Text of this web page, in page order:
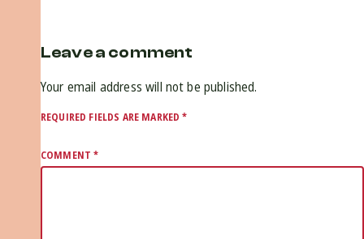
Leave a comment
Your email address will not be published.
REQUIRED FIELDS ARE MARKED*
COMMENT*